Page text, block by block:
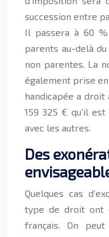
succession entre
Il passera à 60
parents au-delà
non parentes. La
également prise
handicapée a
159 325 € qu’il
avec les autres.
Des
Quelques cas
type de droit ont
français. On